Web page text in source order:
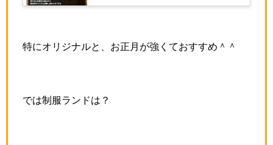
特にオリジナルと、お正月が強くておすすめ＾＾
では制服ランドは？